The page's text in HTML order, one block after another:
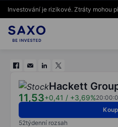
Investování je rizikové. Ztráty mohou
Hackett
11,53+0,41 / +3,69%
52týdenní rozsah